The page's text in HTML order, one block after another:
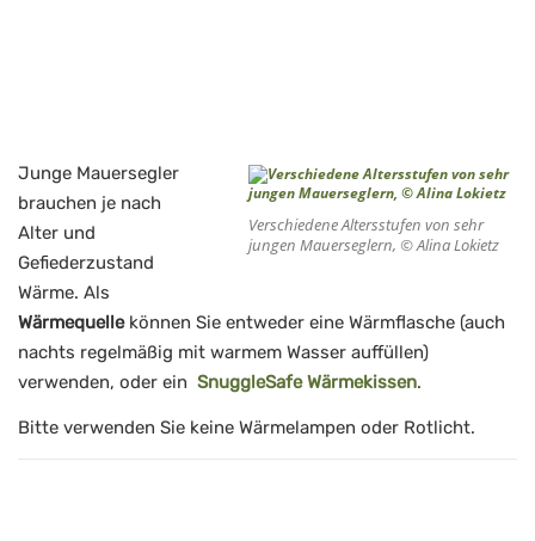
Verschiedene Altersstufen von sehr
jungen Mauerseglern, © Alina Lokietz
Junge Mauersegler
brauchen je nach
Alter und
Gefiederzustand
Wärme. Als
Wärmequellekönnen Sie entweder eine Wärmflasche (auch
nachts regelmäßig mit warmem Wasser auffüllen)
verwenden, oder ein SnuggleSafe Wärmekissen.
Bitte verwenden Sie keine Wärmelampen oder Rotlicht.